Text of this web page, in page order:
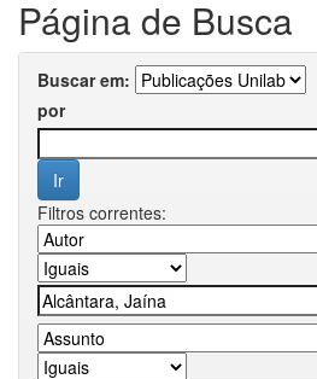
Página de Busca
Buscar em:
por
Filtros correntes: